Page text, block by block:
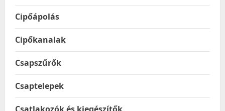
Cipőápolás
Cipőkanalak
Csapszűrők
Csaptelepek